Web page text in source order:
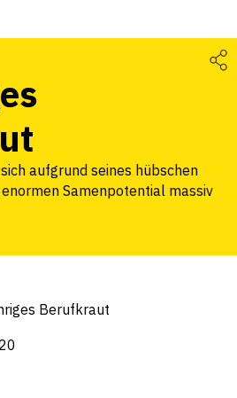
aufgrund seines hübschen
Samenpotential massiv
Berufkraut